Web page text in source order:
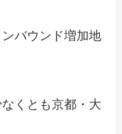
バウンド増加地
くとも京都・大